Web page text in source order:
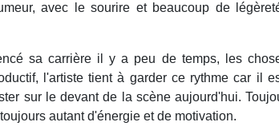
avec le sourire et beaucoup de
sa carrière il y a peu de temps, les
l'artiste tient à garder ce rythme car il
sur le devant de la scène aujourd'hui.
autant d'énergie et de motivation.